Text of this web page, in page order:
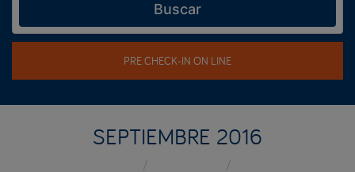
Buscar
PRE CHECK-IN ON LINE
SEPTIEMBRE 2016